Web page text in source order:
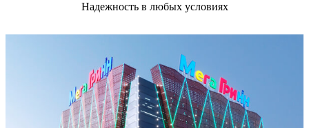
Надежность в любых условиях